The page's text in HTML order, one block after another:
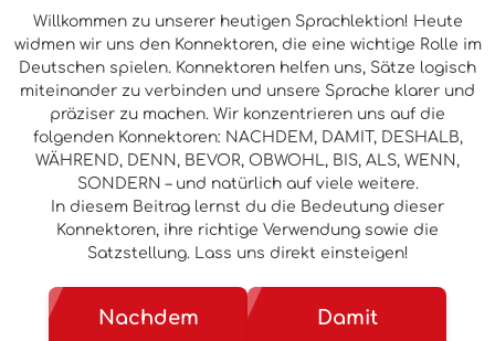
Willkommen zu unserer heutigen Sprachlektion! Heute
widmen wir uns den Konnektoren, die eine wichtige Rolle im
Deutschen spielen. Konnektoren helfen uns, Sätze logisch
miteinander zu verbinden und unsere Sprache klarer und
präziser zu machen. Wir konzentrieren uns auf die
folgenden Konnektoren: NACHDEM, DAMIT, DESHALB,
WÄHREND, DENN, BEVOR, OBWOHL, BIS, ALS, WENN,
SONDERN – und natürlich auf viele weitere.
In diesem Beitrag lernst du die Bedeutung dieser
Konnektoren, ihre richtige Verwendung sowie die
Satzstellung. Lass uns direkt einsteigen!
Nachdem Damit